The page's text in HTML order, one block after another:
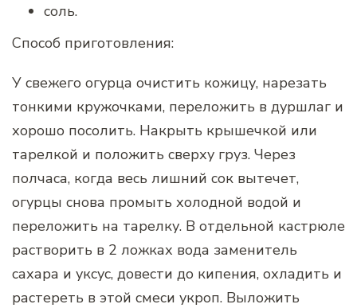
соль.
Способ приготовления:
У свежего огурца очистить кожицу, нарезать
тонкими кружочками, переложить в дуршлаг и
хорошо посолить. Накрыть крышечкой или
тарелкой и положить сверху груз. Через
полчаса, когда весь лишний сок вытечет,
огурцы снова промыть холодной водой и
переложить на тарелку. В отдельной кастрюле
растворить в 2 ложках вода заменитель
сахара и уксус, довести до кипения, охладить и
растереть в этой смеси укроп. Выложить